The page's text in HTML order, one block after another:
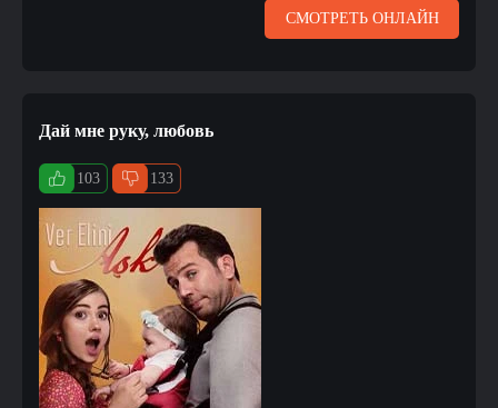
СМОТРЕТЬ ОНЛАЙН
Дай мне руку, любовь
103 133